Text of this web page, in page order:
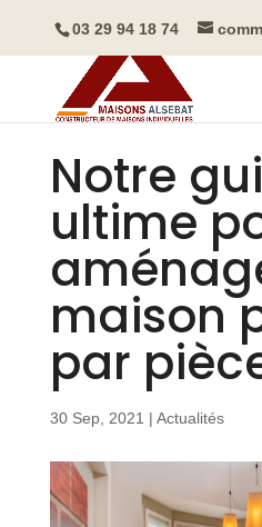
03 29 94 18 74
Notre
ultime
maison
par
30 Sep, 2021 | Actualités